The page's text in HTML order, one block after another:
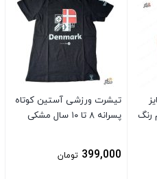
رنگ
تیشرت ورزشی آستین کوتاه
پسرانه ۸ تا ۱۰ سال مشکی
399,000 تومان